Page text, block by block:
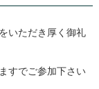
いただき厚く御礼
すでご参加下さい